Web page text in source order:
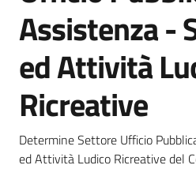
Assistenza -
ed Attività
Ricreative
Determine Settore Ufficio
ed Attività Ludico Ricreative del